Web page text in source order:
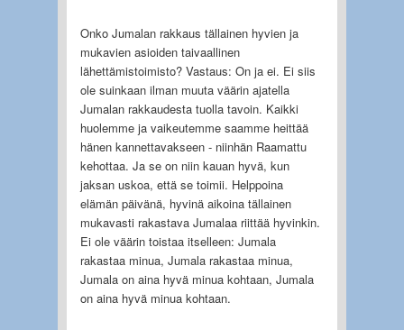
Onko Jumalan rakkaus tällainen hyvien ja
mukavien asioiden taivaallinen
lähettämistoimisto? Vastaus: On ja ei. Ei siis
ole suinkaan ilman muuta väärin ajatella
Jumalan rakkaudesta tuolla tavoin. Kaikki
huolemme ja vaikeutemme saamme heittää
hänen kannettavakseen - niinhän Raamattu
kehottaa. Ja se on niin kauan hyvä, kun
jaksan uskoa, että se toimii. Helppoina
elämän päivänä, hyvinä aikoina tällainen
mukavasti rakastava Jumalaa riittää hyvinkin.
Ei ole väärin toistaa itselleen: Jumala
rakastaa minua, Jumala rakastaa minua,
Jumala on aina hyvä minua kohtaan, Jumala
on aina hyvä minua kohtaan.